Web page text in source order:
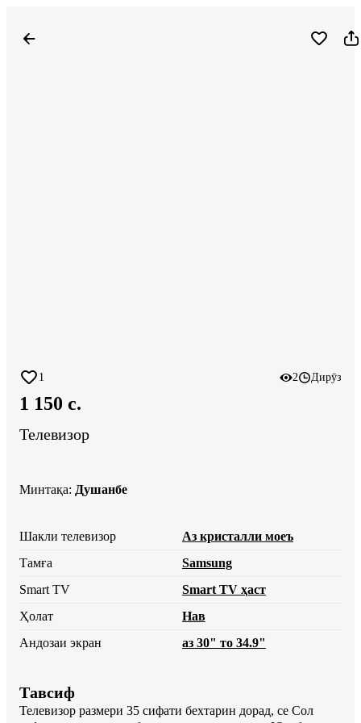
1 2 Дирӯз
1 150 c.
Телевизор
Минтақа: Душанбе
Шакли телевизор
Аз кристалли моеъ
Тамға
Samsung
Smart TV
Smart TV ҳаст
Ҳолат
Нав
Андозаи экран
аз 30" то 34.9"
Тавсиф
Телевизор размери 35 сифати бехтарин дорад, се Сол